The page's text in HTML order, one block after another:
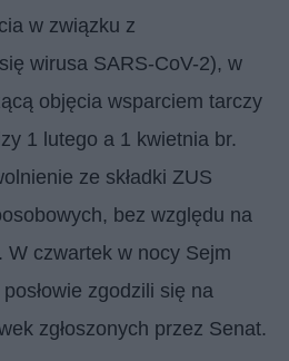
w związku z
wirusa SARS-CoV-2), w
objęcia wsparciem tarczy
1 lutego a 1 kwietnia br.
ze składki ZUS
bez względu na
W czwartek w nocy Sejm
zgodzili się na
zgłoszonych przez Senat.